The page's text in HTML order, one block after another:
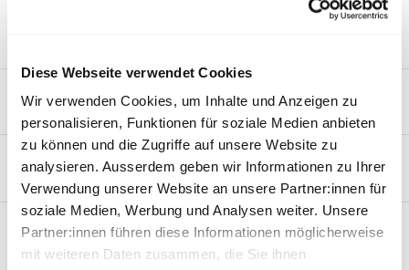
Diese Webseite verwendet Cookies
Wir verwenden Cookies, um Inhalte und Anzeigen zu
personalisieren, Funktionen für soziale Medien anbieten
zu können und die Zugriffe auf unsere Website zu
analysieren. Ausserdem geben wir Informationen zu Ihrer
Verwendung unserer Website an unsere Partner:innen für
soziale Medien, Werbung und Analysen weiter. Unsere
Partner:innen führen diese Informationen möglicherweise
mit weiteren Daten zusammen, die Sie ihnen
Über Reto Kälin
Über Gesundheitsförderung Schweiz